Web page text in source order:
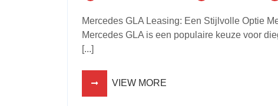
Mercedes GLA Leasing: Een Stijlvolle Optie
Mercedes GLA is een populaire keuze voor
[...]
VIEW MORE